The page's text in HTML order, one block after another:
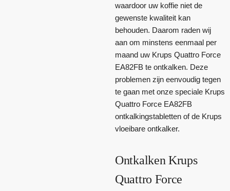
waardoor uw koffie niet de
gewenste kwaliteit kan
behouden. Daarom raden wij
aan om minstens eenmaal per
maand uw Krups Quattro Force
EA82FB te ontkalken. Deze
problemen zijn eenvoudig tegen
te gaan met onze speciale Krups
Quattro Force EA82FB
ontkalkingstabletten of de Krups
vloeibare ontkalker.
Ontkalken Krups
Quattro Force